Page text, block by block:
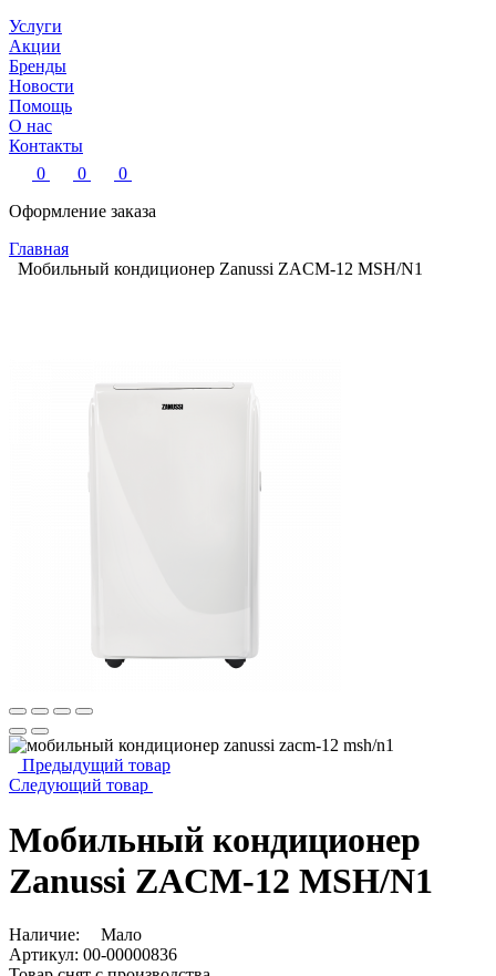
Услуги
Акции
Бренды
Новости
Помощь
О нас
Контакты
0
0
0
Оформление заказа
Главная
Мобильный кондиционер Zanussi ZACM-12 MSH/N1
Предыдущий товар
Следующий товар
Мобильный кондиционер
Zanussi ZACM-12 MSH/N1
Наличие:
Мало
Артикул: 00-00000836